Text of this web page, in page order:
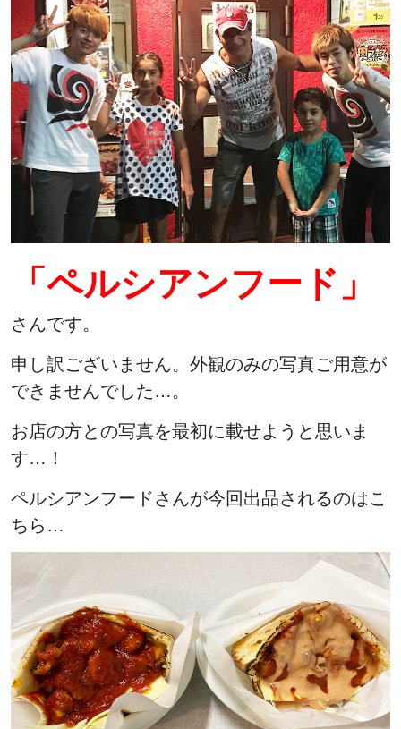
「ペルシアンフード」
さんです。
申し訳ございません。外観のみの写真ご用意が
できませんでした…。
お店の方との写真を最初に載せようと思いま
す…！
ペルシアンフードさんが今回出品されるのはこ
ちら…